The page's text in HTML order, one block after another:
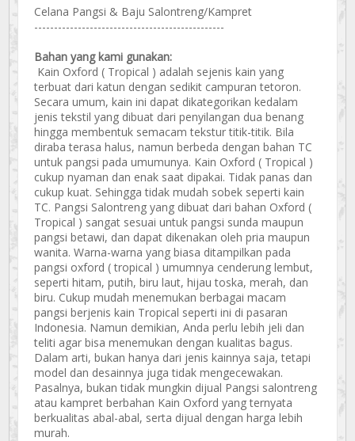
Celana Pangsi & Baju Salontreng/Kampret
------------------------------------------------
Bahan yang kami gunakan:
Kain Oxford ( Tropical ) adalah sejenis kain yang
terbuat dari katun dengan sedikit campuran tetoron.
Secara umum, kain ini dapat dikategorikan kedalam
jenis tekstil yang dibuat dari penyilangan dua benang
hingga membentuk semacam tekstur titik-titik. Bila
diraba terasa halus, namun berbeda dengan bahan TC
untuk pangsi pada umumunya. Kain Oxford ( Tropical )
cukup nyaman dan enak saat dipakai. Tidak panas dan
cukup kuat. Sehingga tidak mudah sobek seperti kain
TC. Pangsi Salontreng yang dibuat dari bahan Oxford (
Tropical ) sangat sesuai untuk pangsi sunda maupun
pangsi betawi, dan dapat dikenakan oleh pria maupun
wanita. Warna-warna yang biasa ditampilkan pada
pangsi oxford ( tropical ) umumnya cenderung lembut,
seperti hitam, putih, biru laut, hijau toska, merah, dan
biru. Cukup mudah menemukan berbagai macam
pangsi berjenis kain Tropical seperti ini di pasaran
Indonesia. Namun demikian, Anda perlu lebih jeli dan
teliti agar bisa menemukan dengan kualitas bagus.
Dalam arti, bukan hanya dari jenis kainnya saja, tetapi
model dan desainnya juga tidak mengecewakan.
Pasalnya, bukan tidak mungkin dijual Pangsi salontreng
atau kampret berbahan Kain Oxford yang ternyata
berkualitas abal-abal, serta dijual dengan harga lebih
murah.